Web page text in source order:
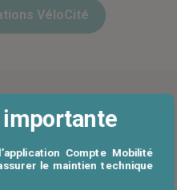
VéloCité
Compte Mobilité
le maintien technique